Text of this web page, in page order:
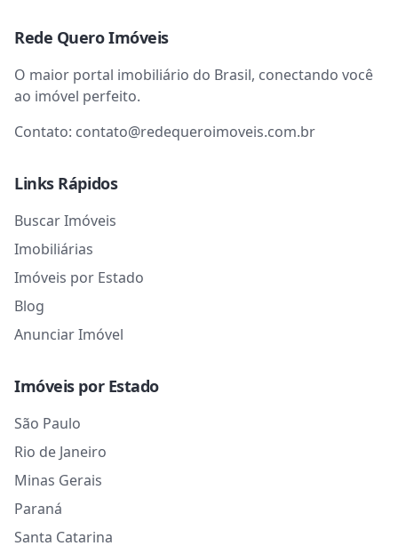
Rede Quero Imóveis
O maior portal imobiliário do Brasil, conectando você
ao imóvel perfeito.
Contato: contato@redequeroimoveis.com.br
Links Rápidos
Buscar Imóveis
Imobiliárias
Imóveis por Estado
Blog
Anunciar Imóvel
Imóveis por Estado
São Paulo
Rio de Janeiro
Minas Gerais
Paraná
Santa Catarina